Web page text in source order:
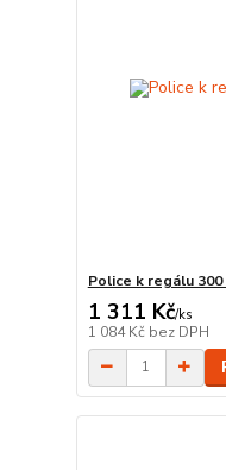
Police k regálu 300
1 311 Kč/ks
1 084 Kč bez DPH